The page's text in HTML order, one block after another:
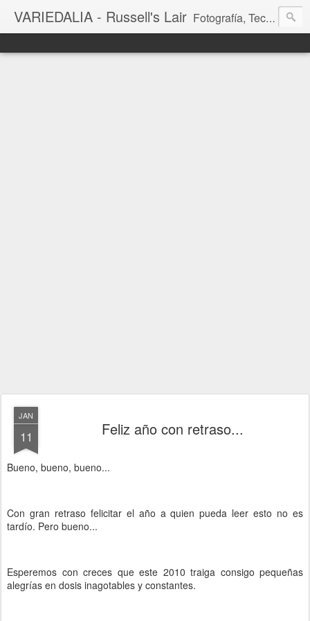
VARIEDALIA - Russell's Lair Fotografía, Tecnología, Cine y Videojuegos en un Blog Multitemática. El rinconcito del creador de FotoMuseo 3D y Left 4 SGC.
JAN
11 Feliz año con retraso...
Bueno, bueno, bueno...
Con gran retraso felicitar el año a quien pueda leer esto no es
tardío. Pero bueno...
Esperemos con creces que este 2010 traiga consigo pequeñas
alegrías en dosis inagotables y constantes.